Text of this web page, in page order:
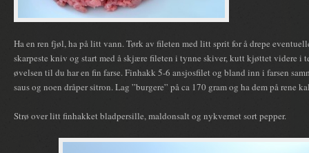
Ha en ren fjøl, ha på litt vann. Tørk av fileten med litt sprit for å drepe
skarpeste kniv og start med å skjære fileten i tynne skiver, kutt kjøttet videre i
øvelsen til du har en fin farse. Finhakk 5-6 ansjosfilet og bland inn i farsen
saus og noen dråper sitron. Lag ”burgere” på ca 170 gram og ha dem på rene
Strø over litt finhakket bladpersille, maldonsalt og nykvernet sort pepper.